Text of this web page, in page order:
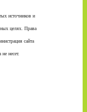
источников и
целях. Права
сайта
не несет.